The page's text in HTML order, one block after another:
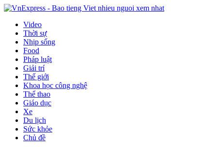
Video
Thời sự
Nhịp sống
Food
Pháp luật
Giải trí
Thế giới
Khoa học công nghệ
Thể thao
Giáo dục
Xe
Du lịch
Sức khỏe
Chủ đề